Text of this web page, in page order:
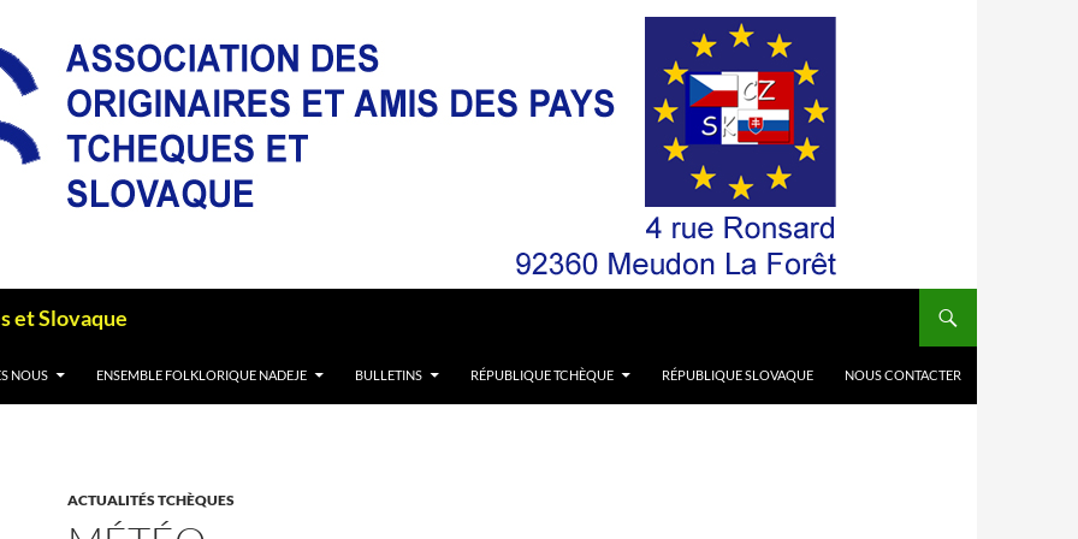
et Slovaque
NOUS ENSEMBLE FOLKLORIQUE NADEJE BULLETINS RÉPUBLIQUE TCHÈQUE RÉPUBLIQUE SLOVAQUE NOUS CONTACTER
ACTUALITÉS TCHÈQUES